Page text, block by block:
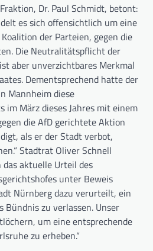
Dr. Paul Schmidt, betont:
es sich offensichtlich um eine
der Parteien, gegen die
Die Neutralitätspflicht der
aber unverzichtbares Merkmal
Dementsprechend hatte der
Mannheim diese
März dieses Jahres mit einem
die AfD gerichtete Aktion
als er der Stadt verbot,
Stadtrat Oliver Schnell
aktuelle Urteil des
unter Beweis
Nürnberg dazu verurteilt, ein
Bündnis zu verlassen. Unser
um eine entsprechende
zu erheben.“